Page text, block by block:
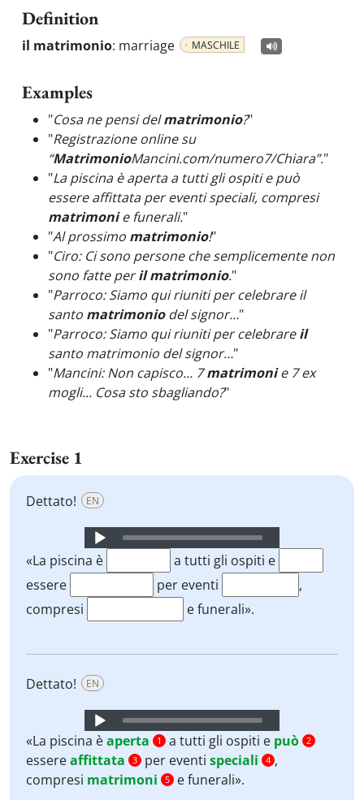
Definition
il matrimonio: marriage MASCHILE
Examples
"Cosa ne pensi delmatrimonio?"
"Registrazione online su
“MatrimonioMancini.com/numero7/Chiara”."
"La piscina è aperta a tutti gli ospiti e può
essere affittata per eventi speciali, compresi
matrimonie funerali."
"Al prossimo matrimonio!"
"Ciro: Ci sono persone che semplicemente non
sono fatte peril matrimonio."
"Parroco: Siamo qui riuniti per celebrare il
santo matrimoniodel signor…"
"Parroco: Siamo qui riuniti per celebrareil
santo matrimonio del signor…"
"Mancini: Non capisco... 7matrimonie 7 ex
mogli... Cosa sto sbagliando?"
Exercise 1
Dettato! EN
Audio
Player
«La piscina è
a tutti gli ospiti e
essere
per eventi
,
compresi
e funerali».
Dettato! EN
Audio
Player
«La piscina èaperta 1 a tutti gli ospiti e può 2
essereaffittata 3 per eventi speciali 4 ,
compresi matrimoni 5 e funerali».